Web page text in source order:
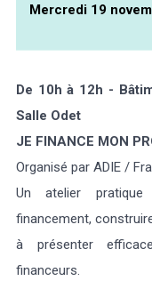
Mercredi 19
De 10h à 12h -
Salle Odet
JE FINANCE MON
Organisé par ADIE /
Un atelier
financement,
à présenter
financeurs.